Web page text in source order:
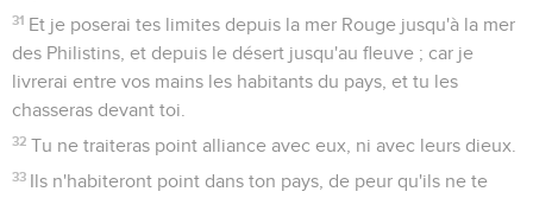
31 Et je poserai tes limites depuis la mer Rouge jusqu'à la mer
des Philistins, et depuis le désert jusqu'au fleuve ; car je
livrerai entre vos mains les habitants du pays, et tu les
chasseras devant toi.
32 Tu ne traiteras point alliance avec eux, ni avec leurs dieux.
33 Ils n'habiteront point dans ton pays, de peur qu'ils ne te